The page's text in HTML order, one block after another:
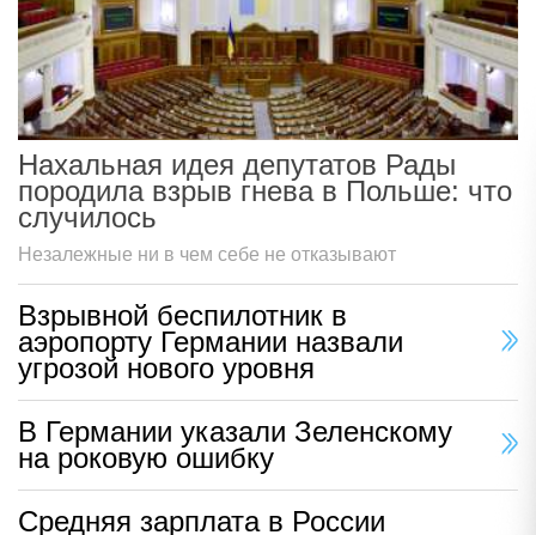
Нахальная идея депутатов Рады
породила взрыв гнева в Польше: что
случилось
Незалежные ни в чем себе не отказывают
Взрывной беспилотник в
аэропорту Германии назвали
угрозой нового уровня
В Германии указали Зеленскому
на роковую ошибку
Средняя зарплата в России